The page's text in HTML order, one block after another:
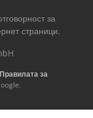
за
страници.
Правилата за